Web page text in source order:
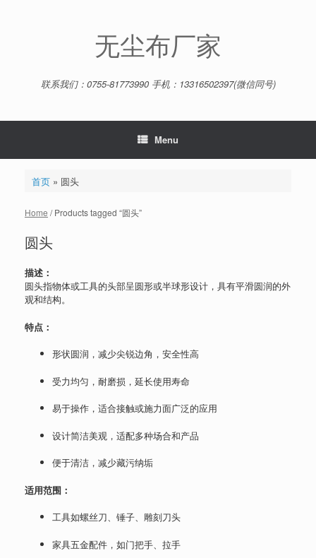
无尘布厂家
联系我们：0755-81773990 手机：13316502397(微信同号)
Menu
首页» 圆头
Home / Products tagged “圆头”
圆头
描述：
圆头指物体或工具的头部呈圆形或半球形设计，具有平滑圆润的外
观和结构。
特点：
形状圆润，减少尖锐边角，安全性高
受力均匀，耐磨损，延长使用寿命
易于操作，适合接触或施力面广泛的应用
设计简洁美观，适配多种场合和产品
便于清洁，减少藏污纳垢
适用范围：
工具如螺丝刀、锤子、雕刻刀头
家具五金配件，如门把手、拉手